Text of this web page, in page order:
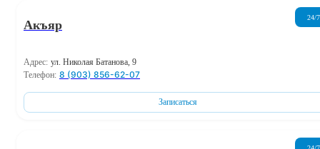
Акъяр
24/7
Адрес: ул. Николая Батанова, 9
Телефон: 8 (903) 856-62-07
Записаться